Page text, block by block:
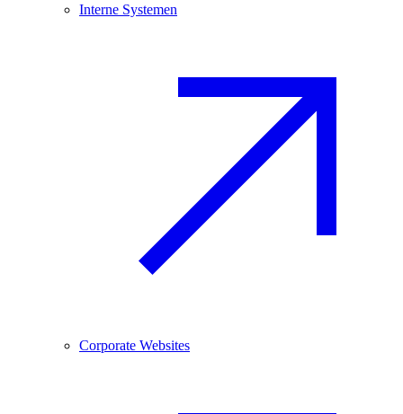
Interne Systemen
Corporate Websites